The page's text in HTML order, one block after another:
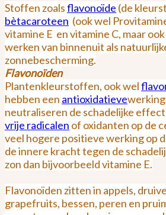
Stoffen zoalsflavonoïde (de
bètacaroteen (ook wel
vitamine E en vitamine C, maar
werken van binnenuit als
zonnebescherming.
Flavonoïden
Plantenkleurstoffen, ook wel
hebben een antioxidatieve
neutraliseren de schadelijke
vrije radicalen of oxidanten op de
veel hogere positieve werking op
de innere kracht tegen de
zon dan bijvoorbeeld vitamine E.
Flavonoïden zitten in appels,
grapefruits, bessen, peren en